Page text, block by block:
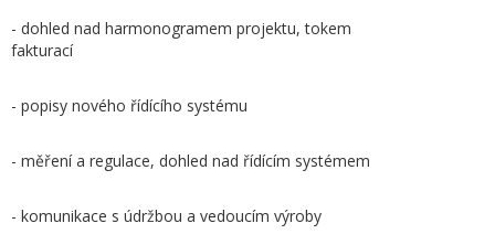
- dohled nad harmonogramem projektu, tokem
fakturací
- popisy nového řídícího systému
- měření a regulace, dohled nad řídícím systémem
- komunikace s údržbou a vedoucím výroby